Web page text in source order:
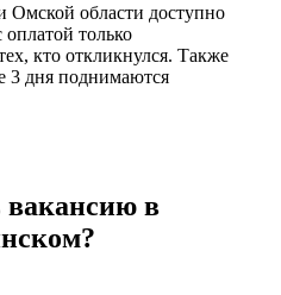
Омской области доступно
только
кто откликнулся. Также
3 дня поднимаются
вакансию в